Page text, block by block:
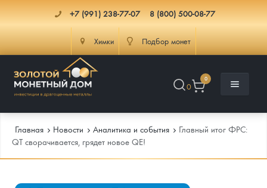
+7 (991) 238-77-07 8 (800) 500-08-77
Химки Подбор монет
0
0
Главная Новости Аналитика и события
Главный итог ФРС:
QT сворачивается, грядет новое QE!